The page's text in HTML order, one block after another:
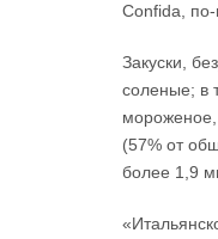
Confida,
Закуски,
соленые; в
(57% от
более 1,9